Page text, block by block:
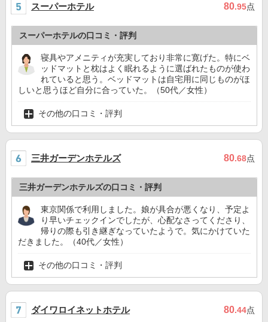
スーパーホテル 80.95点
スーパーホテルの口コミ・評判
寝具やアメニティが充実しており非常に寛げた。特にベ
ッドマットと枕はよく眠れるように選ばれたものが使わ
れていると思う。ベッドマットは自宅用に同じものがほ
しいと思うほど自分に合っていた。（50代／女性）
その他の口コミ・評判
三井ガーデンホテルズ 80.68点
三井ガーデンホテルズの口コミ・評判
東京関係で利用しました。娘が具合が悪くなり、予定よ
り早いチェックインでしたが、心配なさってくださり、
帰りの際も引き継ぎなっていたようで。気にかけていた
だきました。（40代／女性）
その他の口コミ・評判
ダイワロイネットホテル 80.44点